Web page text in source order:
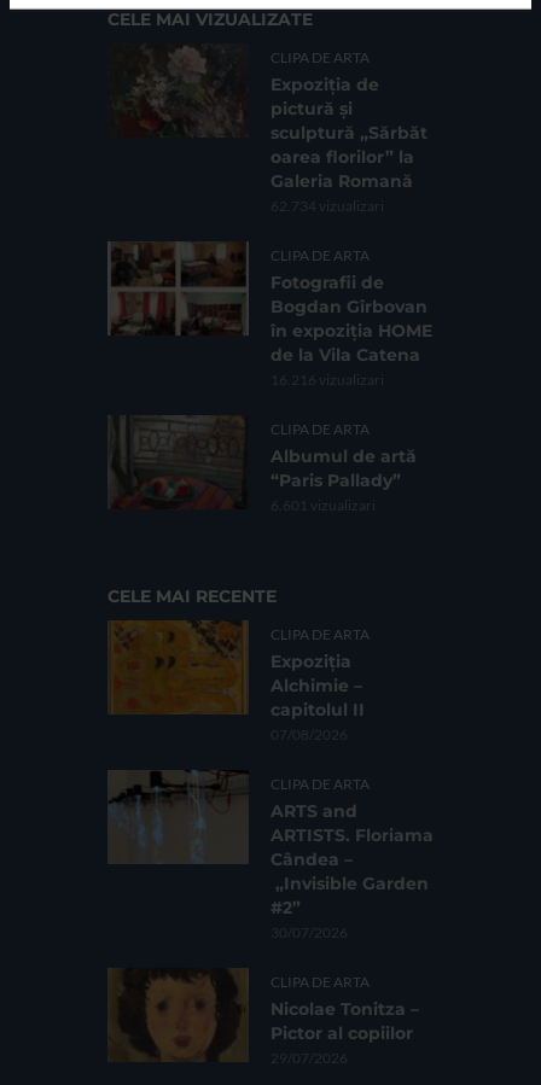
CELE MAI VIZUALIZATE
CLIPA DE ARTA
Expoziția de
pictură și
sculptură „Sărbăt
oarea florilor” la
Galeria Romană
62.734 vizualizari
CLIPA DE ARTA
Fotografii de
Bogdan Gîrbovan
în expoziția HOME
de la Vila Catena
16.216 vizualizari
CLIPA DE ARTA
Albumul de artă
“Paris Pallady”
6.601 vizualizari
CELE MAI RECENTE
CLIPA DE ARTA
Expoziția
Alchimie –
capitolul II
07/08/2026
CLIPA DE ARTA
ARTS and
ARTISTS. Floriama
Cândea –
„Invisible Garden
#2”
30/07/2026
CLIPA DE ARTA
Nicolae Tonitza –
Pictor al copiilor
29/07/2026